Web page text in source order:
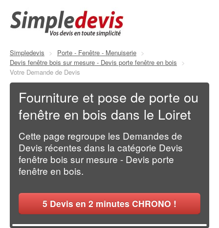
Simpledevis > Porte - Fenêtre - Menuiserie >
Devis fenêtre bois sur mesure - Devis porte fenêtre en bois
>
Votre Demande de Devis
Fourniture et pose de porte ou
fenêtre en bois dans le Loiret
Cette page regroupe les Demandes de
Devis récentes dans la catégorie Devis
fenêtre bois sur mesure - Devis porte
fenêtre en bois.
5 Devis en 2 minutes CHRONO !